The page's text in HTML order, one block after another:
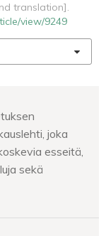
translation].
view/9249
joka
esseitä,
sekä